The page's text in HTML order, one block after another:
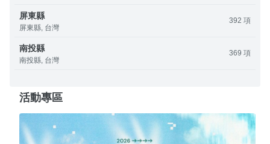
屏東縣
屏東縣, 台灣
392 項
南投縣
南投縣, 台灣
369 項
活動專區